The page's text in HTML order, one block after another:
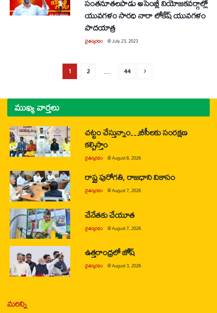
యువగళం సారధి నారా లోకేష్ యువ‌గ‌ళం
పాద‌యాత్ర
చైతన్యరధం @July 23, 2023
1 2 … 44
ముఖ్య వార్తలు
చట్టం చేస్తున్నాం…బీసీలకు సంరక్షణ
కల్పిస్తాం
చైతన్యరధం @August 8, 2026
రాష్ట్ర పురోగతి, రాజధాని వికాసం
చైతన్యరధం @August 7, 2026
చేనేతకు చేయూత
చైతన్యరధం @August 7, 2026
ఉత్తరాంధ్రలో జోష్
చైతన్యరధం @August 3, 2026
మరిన్ని